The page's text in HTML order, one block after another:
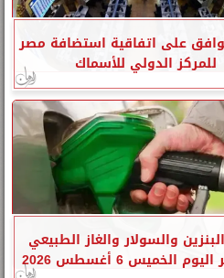
على اتفاقية استضافة مصر
للمركز الدولي للأسماك
والسولار والغاز الطبيعي
الخميس 6 أغسطس 2026